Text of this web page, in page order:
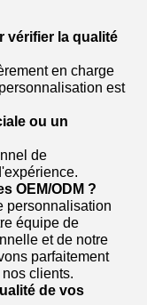
vérifier la qualité
en charge
est
ou un
de
OEM/ODM ?
personnalisation
équipe de
et de notre
parfaitement
clients.
de vos